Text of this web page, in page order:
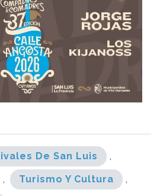
De San Luis ,
, Turismo Y Cultura ,